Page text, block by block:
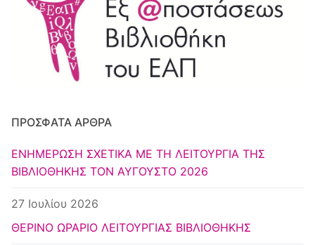
Αθήνα
ΠΡΌΣΦΑΤΑ ΆΡΘΡΑ
ΕΝΗΜΕΡΩΣΗ ΣΧΕΤΙΚΑ ΜΕ ΤΗ ΛΕΙΤΟΥΡΓΙΑ ΤΗΣ
ΒΙΒΛΙΟΘΗΚΗΣ ΤΟΝ ΑΥΓΟΥΣΤΟ 2026
27 Ιουλίου 2026
ΘΕΡΙΝΟ ΩΡΑΡΙΟ ΛΕΙΤΟΥΡΓΙΑΣ ΒΙΒΛΙΟΘΗΚΗΣ